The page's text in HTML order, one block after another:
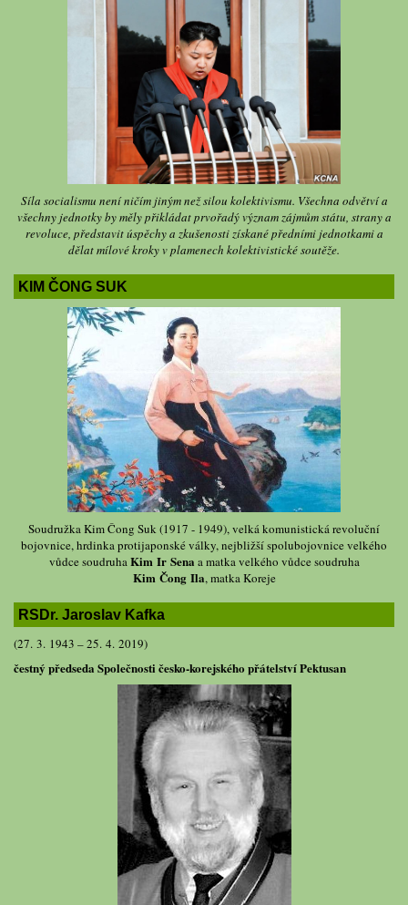
Síla socialismu není ničím jiným než silou kolektivismu. Všechna odvětví a
všechny jednotky by měly přikládat prvořadý význam zájmům státu, strany a
revoluce, představit úspěchy a zkušenosti získané předními jednotkami a
dělat mílové kroky v plamenech kolektivistické soutěže.
KIM ČONG SUK
Soudružka Kim Čong Suk (1917 - 1949), velká komunistická revoluční
bojovnice, hrdinka protijaponské války, nejbližší spolubojovnice velkého
vůdce soudruhaKim Ir Sena a matka velkého vůdce soudruha
Kim Čong Ila, matka Koreje
RSDr. Jaroslav Kafka
(27. 3. 1943 – 25. 4. 2019)
čestný předseda Společnosti česko-korejského přátelství Pektusan